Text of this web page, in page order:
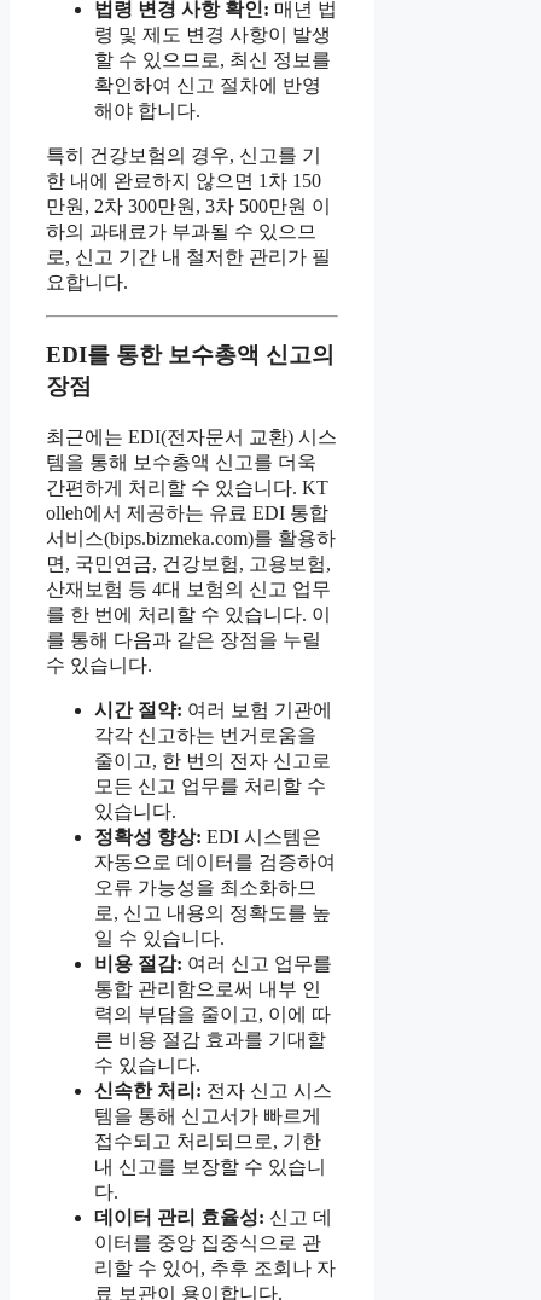
법령 변경 사항 확인: 매년 법
령 및 제도 변경 사항이 발생
할 수 있으므로, 최신 정보를
확인하여 신고 절차에 반영
해야 합니다.
특히 건강보험의 경우, 신고를 기
한 내에 완료하지 않으면 1차 150
만원, 2차 300만원, 3차 500만원 이
하의 과태료가 부과될 수 있으므
로, 신고 기간 내 철저한 관리가 필
요합니다.
EDI를 통한 보수총액 신고의
장점
최근에는 EDI(전자문서 교환) 시스
템을 통해 보수총액 신고를 더욱
간편하게 처리할 수 있습니다. KT
olleh에서 제공하는 유료 EDI 통합
서비스(bips.bizmeka.com)를 활용하
면, 국민연금, 건강보험, 고용보험,
산재보험 등 4대 보험의 신고 업무
를 한 번에 처리할 수 있습니다. 이
를 통해 다음과 같은 장점을 누릴
수 있습니다.
시간 절약: 여러 보험 기관에
각각 신고하는 번거로움을
줄이고, 한 번의 전자 신고로
모든 신고 업무를 처리할 수
있습니다.
정확성 향상: EDI 시스템은
자동으로 데이터를 검증하여
오류 가능성을 최소화하므
로, 신고 내용의 정확도를 높
일 수 있습니다.
비용 절감: 여러 신고 업무를
통합 관리함으로써 내부 인
력의 부담을 줄이고, 이에 따
른 비용 절감 효과를 기대할
수 있습니다.
신속한 처리: 전자 신고 시스
템을 통해 신고서가 빠르게
접수되고 처리되므로, 기한
내 신고를 보장할 수 있습니
다.
데이터 관리 효율성: 신고 데
이터를 중앙 집중식으로 관
리할 수 있어, 추후 조회나 자
료 보관이 용이합니다.